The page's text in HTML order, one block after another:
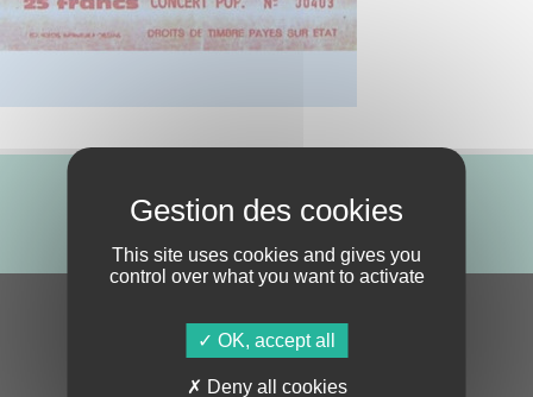
ABONNE-TOI !
S'ABONNER À LA NEWSLETTER
This site uses cookies and gives you
control over what you want to activate
OK, accept all
Deny all cookies